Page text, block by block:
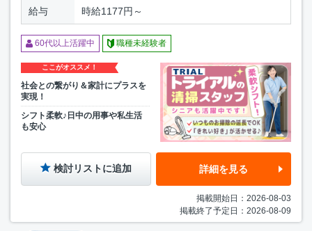
給与 時給1177円～
60代以上活躍中 職種未経験者
ここがオススメ！
社会との繋がり＆家計にプラスを
実現！
シフト柔軟♪日中の用事や私生活
も安心
検討リストに追加 詳細を見る
掲載開始日：2026-08-03
掲載終了予定日：2026-08-09